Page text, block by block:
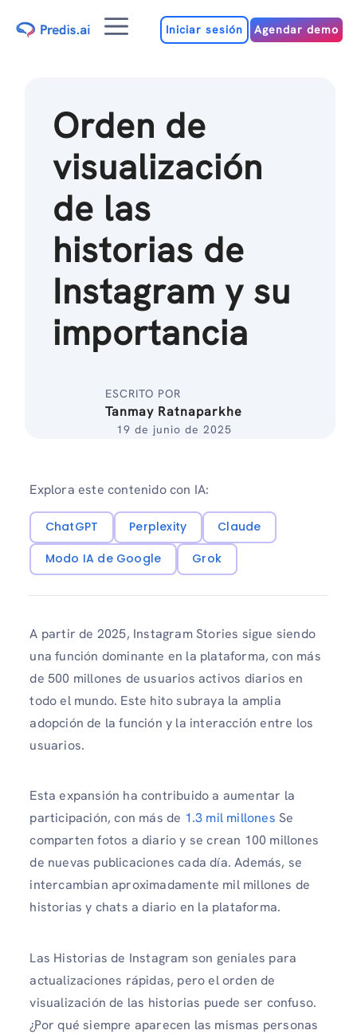
MenúIniciar sesión Agendar demo
Orden de
visualización
de las
historias de
Instagram y su
importancia
ESCRITO POR
Tanmay Ratnaparkhe
19 de junio de 2025
Explora este contenido con IA:
ChatGPT Perplexity
Claude
Modo IA de Google
Grok
A partir de 2025, Instagram Stories sigue siendo
una función dominante en la plataforma, con más
de 500 millones de usuarios activos diarios en
todo el mundo. Este hito subraya la amplia
adopción de la función y la interacción entre los
usuarios.
Esta expansión ha contribuido a aumentar la
participación, con más de 1.3 mil millones Se
comparten fotos a diario y se crean 100 millones
de nuevas publicaciones cada día. Además, se
intercambian aproximadamente mil millones de
historias y chats a diario en la plataforma.
Las Historias de Instagram son geniales para
actualizaciones rápidas, pero el orden de
visualización de las historias puede ser confuso.
¿Por qué siempre aparecen las mismas personas